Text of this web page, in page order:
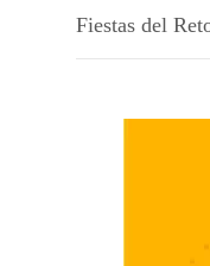
Fiestas del